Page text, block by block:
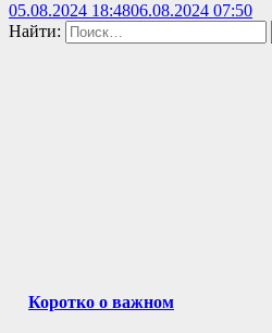
05.08.2024 18:4806.08.2024 07:50
Найти:
Коротко о важном